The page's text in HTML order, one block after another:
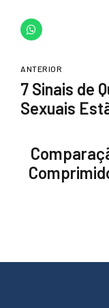
ANTERIOR
7 Sinais de
Sexuais